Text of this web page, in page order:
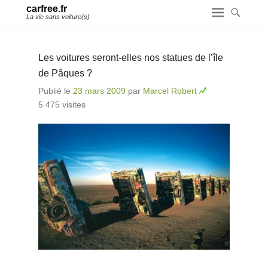
carfree.fr
La vie sans voiture(s)
Les voitures seront-elles nos statues de l’île
de Pâques ?
Publié le 23 mars 2009 par Marcel Robert
5 475 visites